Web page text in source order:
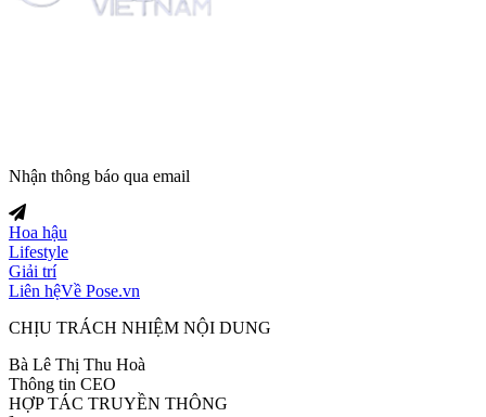
Nhận thông báo qua email
Hoa hậu
Lifestyle
Giải trí
Liên hệVề Pose.vn
CHỊU TRÁCH NHIỆM NỘI DUNG
Bà Lê Thị Thu Hoà
Thông tin CEO
HỢP TÁC TRUYỀN THÔNG